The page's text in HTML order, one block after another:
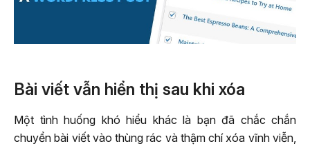
Bài viết vẫn hiển thị sau khi xóa
Một tình huống khó hiểu khác là bạn đã chắc chắn
chuyển bài viết vào thùng rác và thậm chí xóa vĩnh viễn,